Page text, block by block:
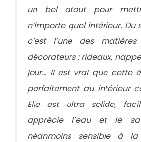
un bel atout pour
n’importe quel intérieur. Du
c’est l’une des
décorateurs : rideaux,
jour… Il est vrai que cette
parfaitement au intérieur
Elle est ultra solide,
apprécie l’eau et le
néanmoins sensible à la